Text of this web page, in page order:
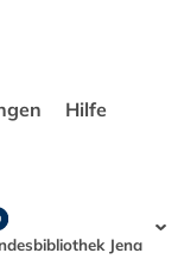
Hilfe
Jena